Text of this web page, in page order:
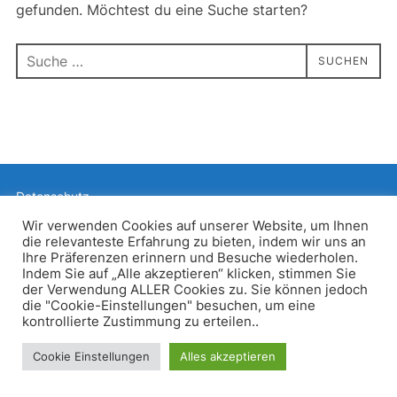
gefunden. Möchtest du eine Suche starten?
Suchen
nach:
SUCHEN
Datenschutz
Inspiro WordPress Theme von WPZOOM
Wir verwenden Cookies auf unserer Website, um Ihnen
die relevanteste Erfahrung zu bieten, indem wir uns an
Ihre Präferenzen erinnern und Besuche wiederholen.
Indem Sie auf „Alle akzeptieren“ klicken, stimmen Sie
der Verwendung ALLER Cookies zu. Sie können jedoch
die "Cookie-Einstellungen" besuchen, um eine
kontrollierte Zustimmung zu erteilen..
Cookie Einstellungen Alles akzeptieren